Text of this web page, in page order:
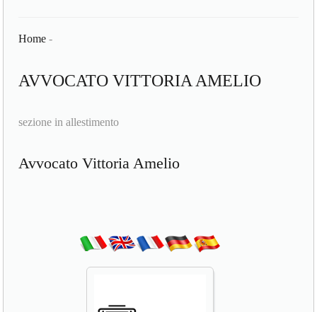
Home -
AVVOCATO VITTORIA AMELIO
sezione in allestimento
Avvocato Vittoria Amelio